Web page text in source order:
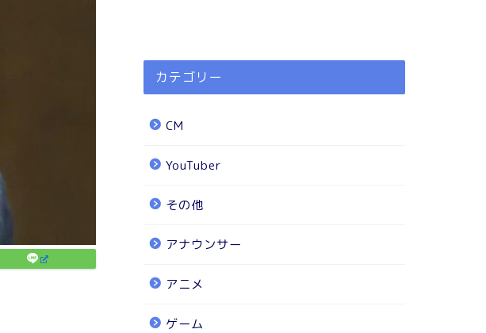
カテゴリー
CM
YouTuber
その他
アナウンサー
アニメ
ゲーム